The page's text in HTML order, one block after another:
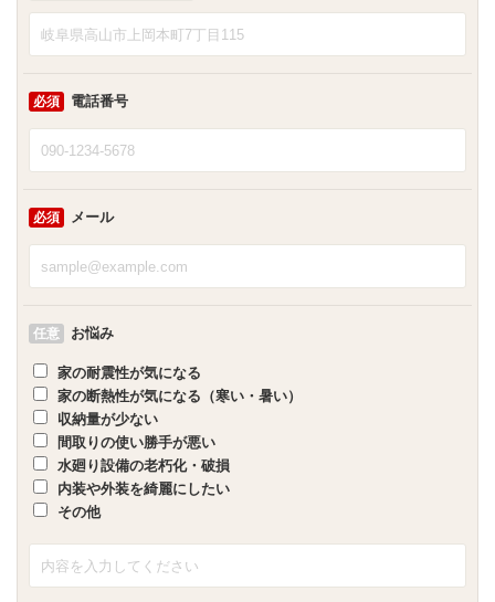
必須 電話番号
必須 メール
任意 お悩み
家の耐震性が気になる
家の断熱性が気になる（寒い・暑い）
収納量が少ない
間取りの使い勝手が悪い
水廻り設備の老朽化・破損
内装や外装を綺麗にしたい
その他